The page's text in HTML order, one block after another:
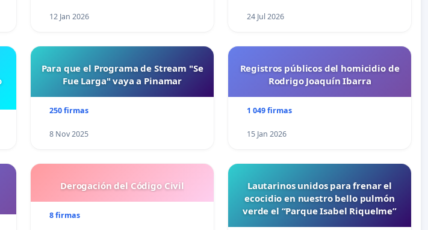
12 Jan 2026 24 Jul 2026
Para que el Programa de Stream "Se
Fue Larga" vaya a Pinamar
250 firmas
8 Nov 2025
Registros públicos del homicidio de
Rodrigo Joaquín Ibarra
1 049 firmas
15 Jan 2026
Derogación del Código Civil
8 firmas
Lautarinos unidos para frenar el
ecocidio en nuestro bello pulmón
verde el “Parque Isabel Riquelme”